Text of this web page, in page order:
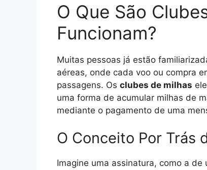
O Que São
Funcionam?
Muitas pessoas já estão
aéreas, onde cada voo ou compra
passagens. Os clubes de milhas
uma forma de acumular milhas de
mediante o pagamento de uma
O Conceito Por Trás
Imagine uma assinatura, como a